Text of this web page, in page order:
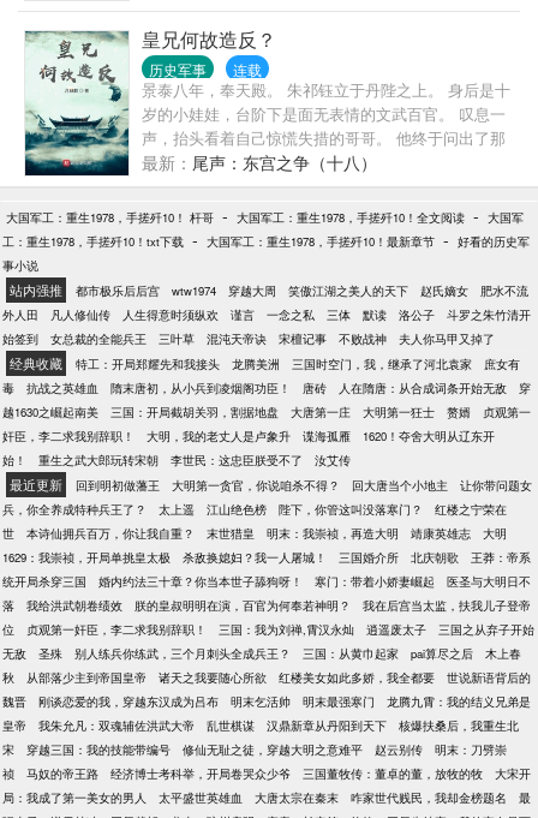
皇兄何故造反？
历史军事 连载
景泰八年，奉天殿。 朱祁钰立于丹陛之上。 身后是十
岁的小娃娃，台阶下是面无表情的文武百官。 叹息一
声，抬头看着自己惊慌失措的哥哥。 他终于问出了那
句埋藏心底的话。 “陛下，何故造反？” 方预警，主角
阴谋家，不攀科技树哟~~~
最新： 尾声：东宫之争（十八）
大国军工：重生1978，手搓歼10！ 杆哥 - 大国军工：重生1978，手搓歼10！全文阅读 - 大国军
工：重生1978，手搓歼10！txt下载 - 大国军工：重生1978，手搓歼10！最新章节 - 好看的历史军
事小说
站内强推 都市极乐后后宫 wtw1974 穿越大周 笑傲江湖之美人的天下 赵氏嫡女
肥水不流
外人田
凡人修仙传 人生得意时须纵欢 谨言 一念之私 三体 默读 洛公子
斗罗之朱竹清开
始签到
女总裁的全能兵王 三叶草 混沌天帝诀 宋檀记事 不败战神 夫人你马甲又掉了
经典收藏 特工：开局郑耀先和我接头 龙腾美洲 三国时空门，我，继承了河北袁家
庶女有
毒
抗战之英雄血 隋末唐初，从小兵到凌烟阁功臣！ 唐砖 人在隋唐：从合成词条开始无敌
穿
越1630之崛起南美
三国：开局截胡关羽，割据地盘 大唐第一庄 大明第一狂士 赘婿
贞观第一
奸臣，李二求我别辞职！
大明，我的老丈人是卢象升 谍海孤雁
1620！夺舍大明从辽东开
始！
重生之武大郎玩转宋朝 李世民：这忠臣朕受不了 汝艾传
最近更新 回到明初做藩王 大明第一贪官，你说咱杀不得？ 回大唐当个小地主
让你带问题女
兵，你全养成特种兵王了？
太上遥 江山绝色榜 陛下，你管这叫没落寒门？
红楼之宁荣在
世
本诗仙拥兵百万，你让我自重？ 末世猎皇 明末：我崇祯，再造大明 靖康英雄志
大明
1629：我崇祯，开局单挑皇太极
杀敌换媳妇？我一人屠城！ 三国婚介所 北庆朝歌
王莽：帝系
统开局杀穿三国
婚内约法三十章？你当本世子舔狗呀！ 寒门：带着小娇妻崛起
医圣与大明日不
落
我给洪武朝卷绩效 朕的皇叔明明在演，百官为何奉若神明？
我在后宫当太监，扶我儿子登帝
位
贞观第一奸臣，李二求我别辞职！ 三国：我为刘禅,霄汉永灿 逍遥废太子
三国之从弃子开始
无敌
圣殊 别人练兵你练武，三个月刺头全成兵王？ 三国：从黄巾起家 pai算尽之后
木上春
秋
从部落少主到帝国皇帝 诸天之我要随心所欲 红楼美女如此多娇，我全都要
世说新语背后的
魏晋
刚谈恋爱的我，穿越东汉成为吕布 明末乞活帅 明末最强寒门
龙腾九霄：我的结义兄弟是
皇帝
我朱允凡：双魂辅佐洪武大帝 乱世棋谋 汉鼎新章从丹阳到天下
核爆扶桑后，我重生北
宋
穿越三国：我的技能带编号 修仙无耻之徒，穿越大明之意难平 赵云别传
明末：刀劈崇
祯
马奴的帝王路 经济博士考科举，开局卷哭众少爷 三国董牧传：董卓的董，放牧的牧
大宋开
局：我成了第一美女的男人
太平盛世英雄血 大唐太宗在秦末 咋家世代贱民，我却金榜题名
最